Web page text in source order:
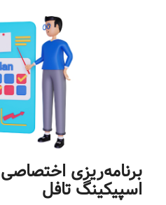
برنامه‌ریزی
اسپیکینگ تافل